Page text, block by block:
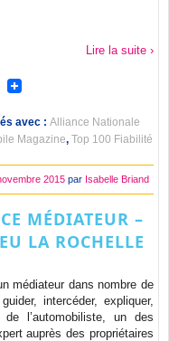
Lire la suite ›
avec : Alliance Nationale
Magazine, Top 100 Fiabilité
2015 par Isabelle Briand
MÉDIATEUR –
LA ROCHELLE
médiateur dans nombre de
intercéder, expliquer,
l’automobiliste, un des
auprès des propriétaires